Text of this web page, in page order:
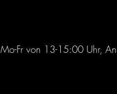
Mo-Fr von 13-15:00 Uhr,